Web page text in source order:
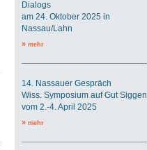
Dialogs
am 24. Oktober 2025 in
Nassau/Lahn
» mehr
14. Nassauer Gespräch
Wiss. Symposium auf Gut Siggen
vom 2.-4. April 2025
» mehr